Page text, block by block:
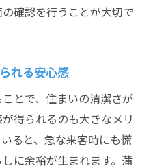
確認を行うことが大切で
れる安心感
とで、住まいの清潔さが
得られるのも大きなメリ
ると、急な来客時にも慌
に余裕が生まれます。蒲